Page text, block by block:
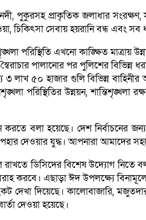
প্রাকৃতিক জলাধার সংরক্ষণ,
চিকিৎসা সেবায় হয়রানি বন্ধ
পরিস্থিতি এখনো কাঙ্ক্ষিত
পালানোর পর পুলিশের বিভিন্ন
৫০ হাজার গুলি বিভিন্ন বাহিনীর
পরিস্থিতির উন্নয়ন,
করতে বলা হয়েছে। দেশ
দেওয়ার যুদ্ধ। আপনারা আমাদের
রাখতে ডিসিদের বিশেষ উদ্যোগ
করবে। এছাড়া ঈদ উপলক্ষ্যে
দিয়েছে। কালোবাজারি,
দেওয়া হয়েছে।